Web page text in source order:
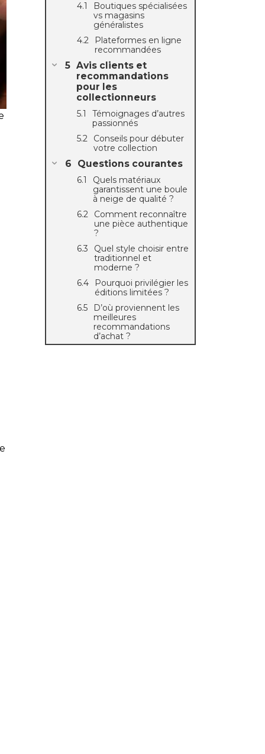
Boutiques spécialisées
vs magasins
généralistes
Plateformes en ligne
recommandées
Avis clients et
recommandations
pour les
collectionneurs
Témoignages d’autres
passionnés
Conseils pour débuter
votre collection
Questions courantes
Quels matériaux
garantissent une boule
à neige de qualité ?
Comment reconnaître
une pièce authentique
?
Quel style choisir entre
traditionnel et
moderne ?
Pourquoi privilégier les
éditions limitées ?
D’où proviennent les
meilleures
recommandations
d’achat ?